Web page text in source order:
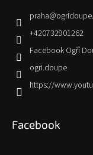
praha@
+420732901262
Facebook Ogří
ogri.doupe
https://
Facebook